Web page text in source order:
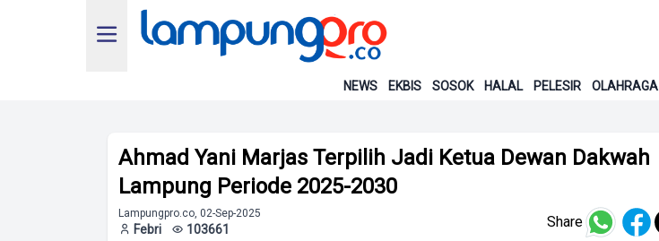
NEWS EKBIS SOSOK HALAL PELESIR OLAHRAGA
Ahmad Yani Marjas Terpilih Jadi Ketua Dewan Dakwah
Lampung Periode 2025-2030
Lampungpro.co, 02-Sep-2025
Febri 103661 Share